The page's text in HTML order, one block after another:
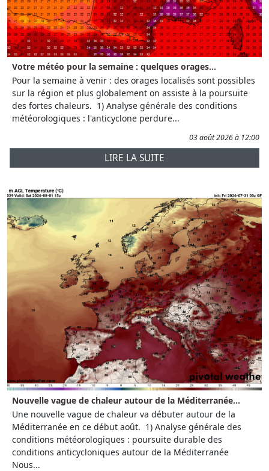
Votre météo pour la semaine : quelques orages...
Pour la semaine à venir : des orages localisés sont possibles
sur la région et plus globalement on assiste à la poursuite
des fortes chaleurs. 1) Analyse générale des conditions
météorologiques : l'anticyclone perdure...
03 août 2026 à 12:00
LIRE LA SUITE
Nouvelle vague de chaleur autour de la Méditerranée...
Une nouvelle vague de chaleur va débuter autour de la
Méditerranée en ce début août. 1) Analyse générale des
conditions météorologiques : poursuite durable des
conditions anticycloniques autour de la Méditerranée
Nous...